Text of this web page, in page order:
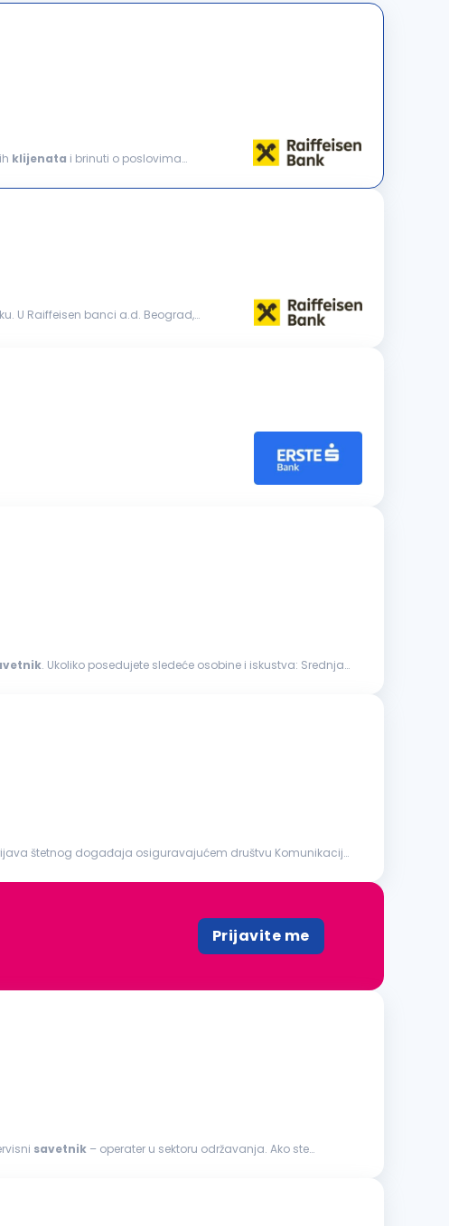
klijenata i brinuti o poslovima
U Raiffeisen banci a.d. Beograd,
. Ukoliko posedujete sledeće osobine i iskustva: Srednja
Prijavite me
savetnik – operater u sektoru održavanja. Ako ste